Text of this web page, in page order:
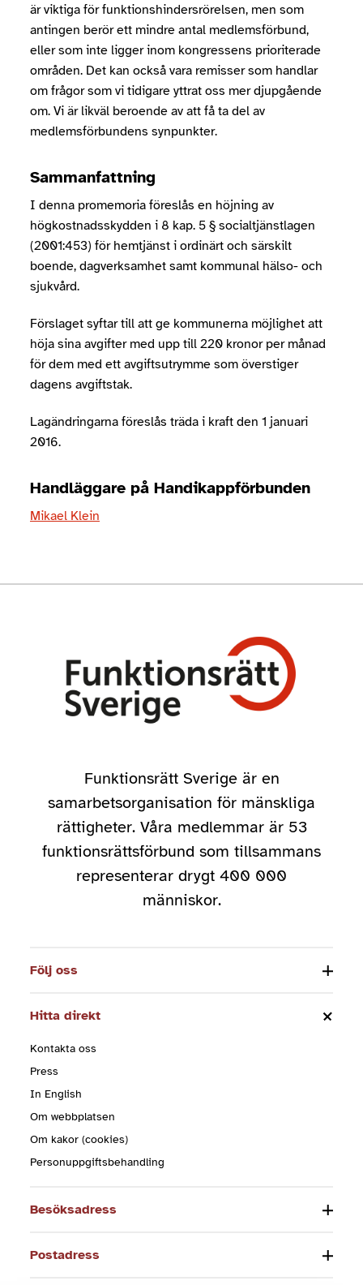
är viktiga för funktionshindersrörelsen, men som
antingen berör ett mindre antal medlemsförbund,
eller som inte ligger inom kongressens prioriterade
områden. Det kan också vara remisser som handlar
om frågor som vi tidigare yttrat oss mer djupgående
om. Vi är likväl beroende av att få ta del av
medlemsförbundens synpunkter.
Sammanfattning
I denna promemoria föreslås en höjning av
högkostnadsskydden i 8 kap. 5 § socialtjänstlagen
(2001:453) för hemtjänst i ordinärt och särskilt
boende, dagverksamhet samt kommunal hälso- och
sjukvård.
Förslaget syftar till att ge kommunerna möjlighet att
höja sina avgifter med upp till 220 kronor per månad
för dem med ett avgiftsutrymme som överstiger
dagens avgiftstak.
Lagändringarna föreslås träda i kraft den 1 januari
2016.
Handläggare på Handikappförbunden
Mikael Klein
Funktionsrätt Sverige är en
samarbetsorganisation för mänskliga
rättigheter. Våra medlemmar är 53
funktionsrättsförbund som tillsammans
representerar drygt 400 000
människor.
Följ oss
Hitta direkt
Kontakta oss
Press
In English
Om webbplatsen
Om kakor (cookies)
Personuppgiftsbehandling
Besöksadress
Postadress